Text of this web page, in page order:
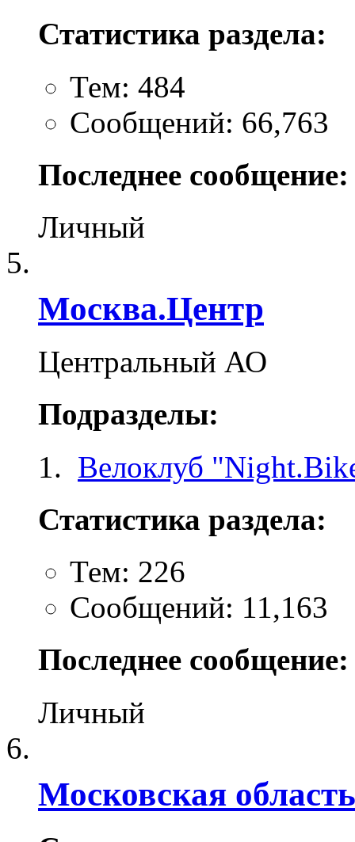
Статистика раздела:
Тем: 484
Сообщений: 66,763
Последнее сообщение:
Личный
Москва.Центр
Центральный АО
Подразделы:
Велоклуб
Статистика раздела:
Тем: 226
Сообщений: 11,163
Последнее сообщение:
Личный
Московская область